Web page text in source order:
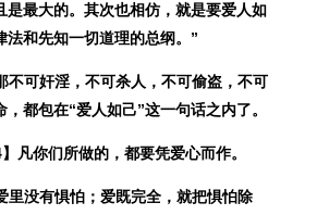
是最大的。其次也相仿，就是要爱人如
法和先知一切道理的总纲。”
不可奸淫，不可杀人，不可偷盗，不可
都包在“爱人如己”这一句话之内了。
凡你们所做的，都要凭爱心而作。
里没有惧怕；爱既完全，就把惧怕除